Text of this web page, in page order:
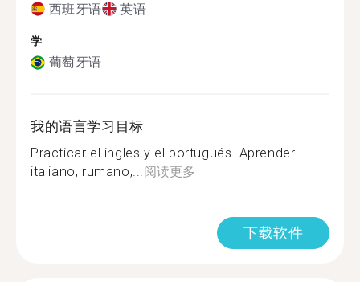
西班牙语 英语
学
葡萄牙语
我的语言学习目标
Practicar el ingles y el portugués. Aprender
italiano, rumano,...阅读更多
下载软件